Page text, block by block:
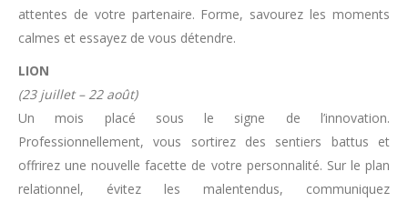
attentes de votre partenaire. Forme, savourez les moments
calmes et essayez de vous détendre.
LION
(23 juillet – 22 août)
Un mois placé sous le signe de l’innovation.
Professionnellement, vous sortirez des sentiers battus et
offrirez une nouvelle facette de votre personnalité. Sur le plan
relationnel, évitez les malentendus, communiquez